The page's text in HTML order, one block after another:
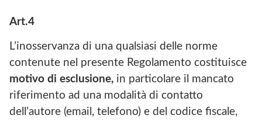
Art.4
L’inosservanza di una qualsiasi delle norme
contenute nel presente Regolamento costituisce
motivo di esclusione, in particolare il mancato
riferimento ad una modalità di contatto
dell’autore (email, telefono) e del codice fiscale,